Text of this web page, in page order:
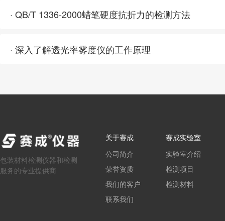
· QB/T 1336-2000蜡笔硬度抗折力的检测方法
· 深入了解透光率雾度仪的工作原理
包装材料检测仪器和检测
服务的专业提供商
关于赛成
公司简介
荣誉资质
我们的客户
联系我们
赛成实验室
实验室介绍
检测项目
检测材料